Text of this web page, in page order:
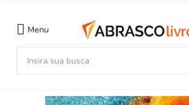
Menu